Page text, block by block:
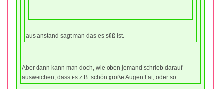
...
aus anstand sagt man das es süß ist.
Aber dann kann man doch, wie oben jemand schrieb darauf
ausweichen, dass es z.B. schön große Augen hat, oder so...